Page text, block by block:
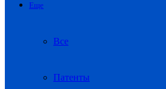
Еще
Все
Патенты